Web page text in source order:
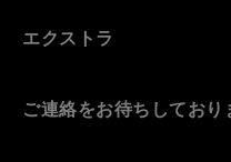
エクストラ
ご連絡をお待ちしており